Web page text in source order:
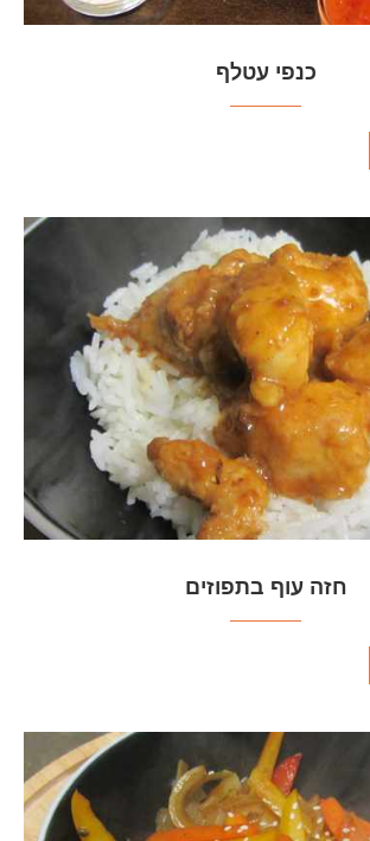
כנפי עטלף
חזה עוף בתפוזים